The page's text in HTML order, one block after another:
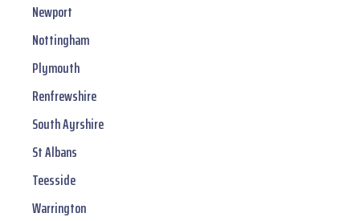
Newport
Nottingham
Plymouth
Renfrewshire
South Ayrshire
St Albans
Teesside
Warrington